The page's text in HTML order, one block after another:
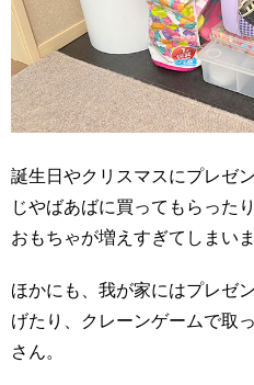
誕生日やクリスマスにプレゼ
じやばあばに買ってもらった
おもちゃが増えすぎてしまいま
ほかにも、我が家にはプレゼ
げたり、クレーンゲームで取
さん。